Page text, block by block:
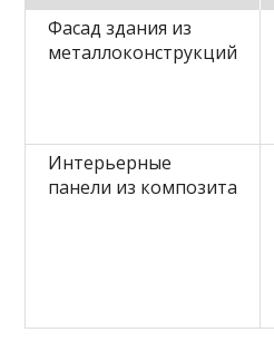
Фасад здания из
металлоконструкций
Интерьерные
панели из композита